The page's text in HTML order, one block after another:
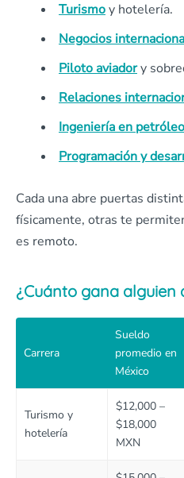
Turismoy hotelería.
Negocios
Piloto aviadory
Relaciones
Ingeniería en petróleo
Programación y
Cada una abre puertas
físicamente, otras te
es remoto.
¿Cuánto gana
Carrera
Sueldo
promedio en
México
Turismo y
hotelería
$12,000 –
$18,000
MXN